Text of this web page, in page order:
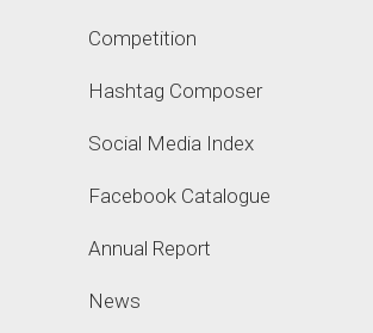
Competition
Hashtag Composer
Social Media Index
Facebook Catalogue
Annual Report
News